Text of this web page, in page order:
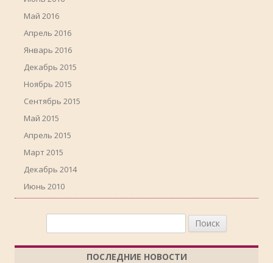
Май 2016
Апрель 2016
Январь 2016
Декабрь 2015
Ноябрь 2015
Сентябрь 2015
Май 2015
Апрель 2015
Март 2015
Декабрь 2014
Июнь 2010
ПОСЛЕДНИЕ НОВОСТИ